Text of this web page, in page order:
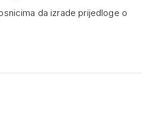
da izrade prijedloge o